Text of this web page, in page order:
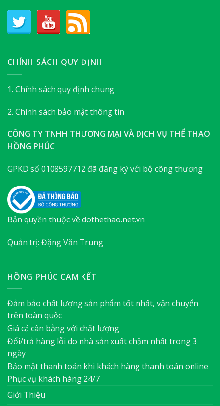
CHÍNH SÁCH QUY ĐỊNH
1. Chính sách quy định chung
2. Chính sách bảo mật thông tin
CÔNG TY TNHH THƯƠNG MẠI VÀ DỊCH VỤ THỂ THAO
HỒNG PHÚC
GPKD số 0108597712 đã đăng ký với bộ công thương
Bản quyền thuộc về dothethao.net.vn
Quản trị: Đặng Văn Trung
HỒNG PHÚC CAM KẾT
Đảm bảo chất lượng sản phẩm tốt nhất, vận chuyển
trên toàn quốc
Giá cả cân bằng với chất lượng
Đổi/trả hàng lỗi do nhà sản xuất chậm nhất trong 3
ngày
Bảo mật thanh toán khi khách hàng thanh toán online
Phục vụ khách hàng 24/7
Giới Thiệu